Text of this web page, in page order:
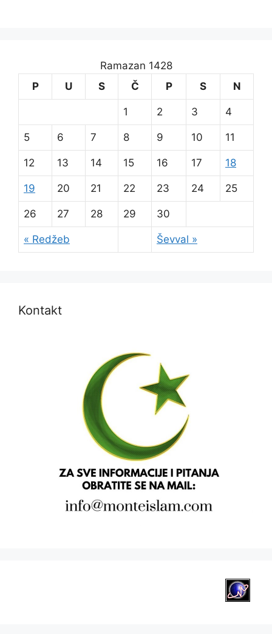
Ramazan 1428
P
U S Č P S N
« Redžeb Ševval »
1 2 3 4
5 6 7 8 9 10 11
12 13 14 15 16 17 18
19 20 21 22 23 24 25
26 27 28 29 30
Kontakt